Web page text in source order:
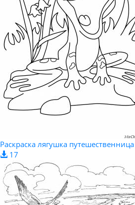
Раскраска лягушка путешественница
17